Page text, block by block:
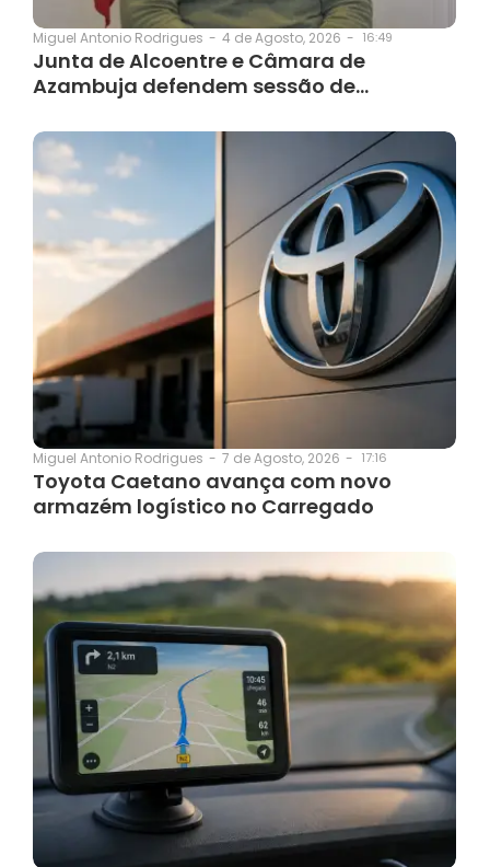
Miguel Antonio Rodrigues - 4 de Agosto, 2026 - 16:49
Junta de Alcoentre e Câmara de
Azambuja defendem sessão de…
Miguel Antonio Rodrigues - 7 de Agosto, 2026 - 17:16
Toyota Caetano avança com novo
armazém logístico no Carregado